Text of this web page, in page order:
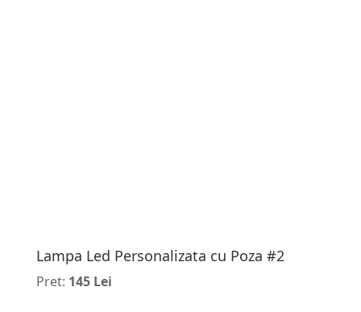
Lampa Led Personalizata cu Poza #2
Pret: 145 Lei